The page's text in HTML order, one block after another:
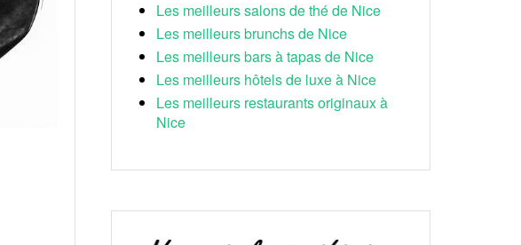
Les meilleurs salons de thé de Nice
Les meilleurs brunchs de Nice
Les meilleurs bars à tapas de Nice
Les meilleurs hôtels de luxe à Nice
Les meilleurs restaurants originaux à
Nice